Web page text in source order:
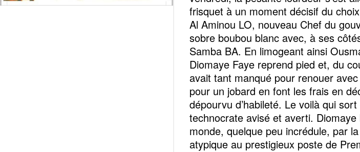
frisquet à un moment décisif du
Al Aminou LO, nouveau Chef du
sobre boubou blanc avec, à ses
Samba BA. En limogeant ainsi
Diomaye Faye reprend pied et, du
avait tant manqué pour renouer
pour un jobard en font les frais en
dépourvu d’habileté. Le voilà qui
technocrate avisé et averti.
monde, quelque peu incrédule, par
atypique au prestigieux poste de